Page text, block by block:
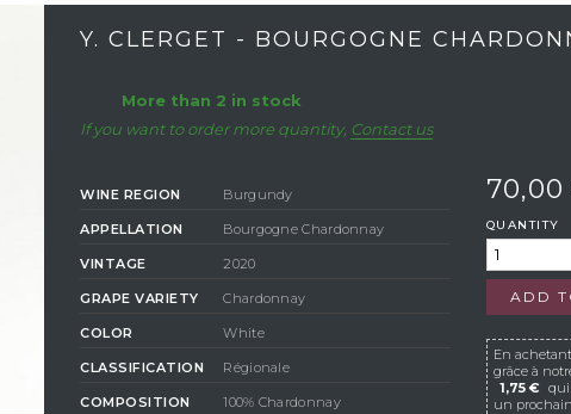
Y. CLERGET - BOURGOGNE
More than 2 in stock
If you want to order more quantity, Contact us
WINE REGION Burgundy
APPELLATION Bourgogne Chardonnay
VINTAGE 2020
GRAPE VARIETY Chardonnay
COLOR White
CLASSIFICATION Régionale
COMPOSITION
100% Chardonnay
QUANTITY
ADD
En
grâce à
1,75 € qui
un